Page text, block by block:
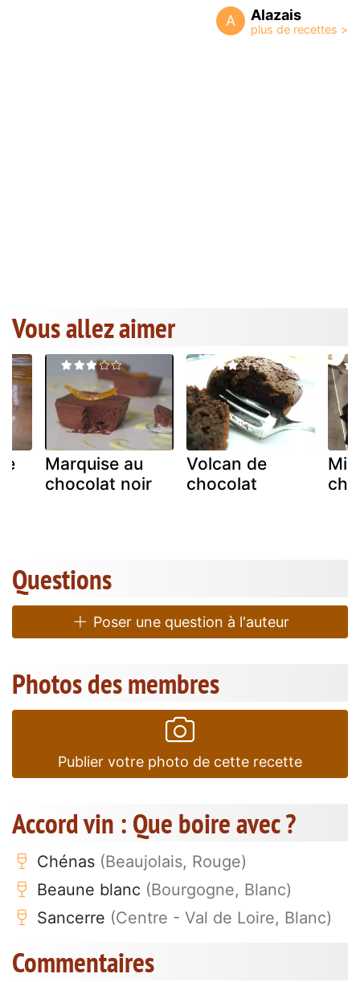
A Alazais
Vous allez aimer
Marquise au
chocolat noir
Volcan de
chocolat
Mi
Questions
Poser une question à l'auteur
Photos des membres
Publier votre photo de cette recette
Accord vin : Que boire avec ?
Chénas (Beaujolais, Rouge)
Beaune blanc (Bourgogne, Blanc)
Sancerre (Centre - Val de Loire, Blanc)
Commentaires